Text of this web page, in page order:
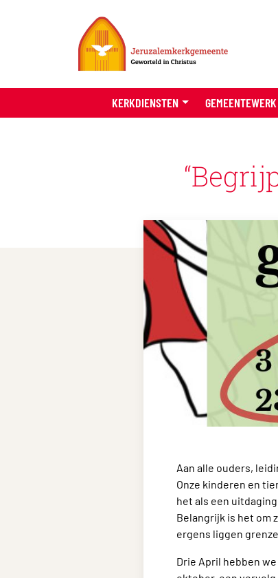
KERKDIENSTEN GEMEENTEWERK
Aan alle ouders,
Onze kinderen en
het als een
Belangrijk is het om
ergens liggen
Drie April hebben